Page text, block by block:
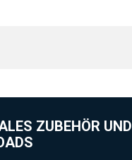
ZUBEHÖR UND